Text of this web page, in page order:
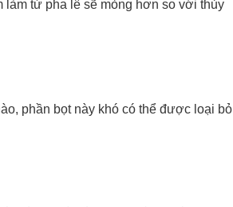
làm từ pha lê sẽ mỏng hơn so với thủy
phần bọt này khó có thể được loại bỏ